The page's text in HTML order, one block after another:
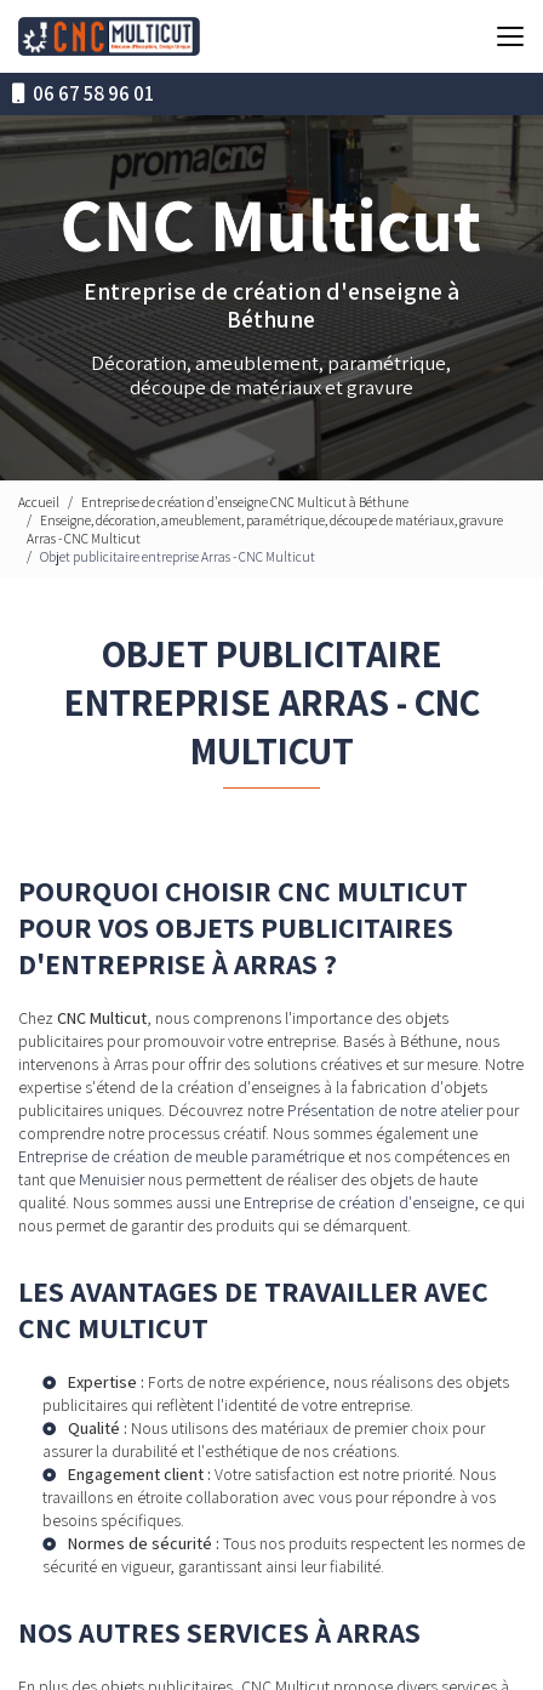
contenu
principal06 67 58 96 01
Entreprise de création d'enseigne à
Béthune
Décoration, ameublement, paramétrique,
découpe de matériaux et gravure
Accueil
Entreprise de création d'enseigne CNC Multicut à Béthune
Enseigne, décoration, ameublement, paramétrique, découpe de matériaux, gravure
Arras - CNC Multicut
Objet publicitaire entreprise Arras - CNC Multicut
OBJET PUBLICITAIRE
ENTREPRISE ARRAS - CNC
MULTICUT
POURQUOI CHOISIR CNC MULTICUT
POUR VOS OBJETS PUBLICITAIRES
D'ENTREPRISE À ARRAS ?
Chez CNC Multicut , nous comprenons l'importance des objets
publicitaires pour promouvoir votre entreprise. Basés à Béthune, nous
intervenons à Arras pour offrir des solutions créatives et sur mesure. Notre
expertise s'étend de la création d'enseignes à la fabrication d'objets
publicitaires uniques. Découvrez notre Présentation de notre atelierpour
comprendre notre processus créatif. Nous sommes également une
Entreprise de création de meuble paramétrique et nos compétences en
tant que Menuisiernous permettent de réaliser des objets de haute
qualité. Nous sommes aussi une Entreprise de création d'enseigne , ce qui
nous permet de garantir des produits qui se démarquent.
LES AVANTAGES DE TRAVAILLER AVEC
CNC MULTICUT
Expertise : Forts de notre expérience, nous réalisons des objets
publicitaires qui reflètent l'identité de votre entreprise.
Qualité : Nous utilisons des matériaux de premier choix pour
assurer la durabilité et l'esthétique de nos créations.
Engagement client : Votre satisfaction est notre priorité. Nous
travaillons en étroite collaboration avec vous pour répondre à vos
besoins spécifiques.
Normes de sécurité : Tous nos produits respectent les normes de
sécurité en vigueur, garantissant ainsi leur fiabilité.
NOS AUTRES SERVICES À ARRAS